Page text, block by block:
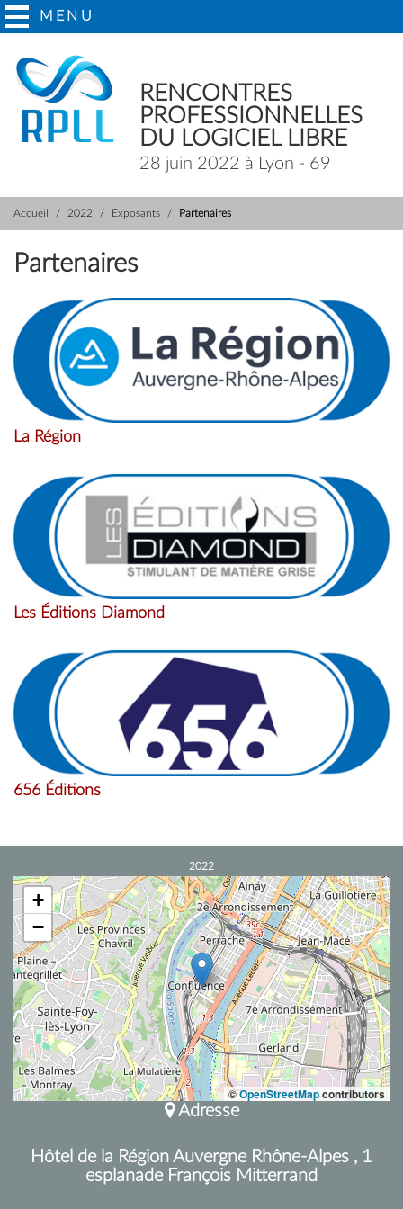
MENU
RENCONTRES
PROFESSIONNELLES
DU LOGICIEL LIBRE
28 juin 2022 à Lyon - 69
Accueil 2022 Exposants Partenaires
Partenaires
La Région
Les Éditions Diamond
656 Éditions
2022
+
−
©OpenStreetMapcontributors
Adresse
Hôtel de la Région Auvergne Rhône-Alpes , 1
esplanade François Mitterrand